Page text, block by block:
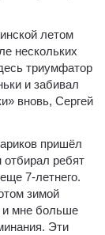
летом
нескольких
триумфатор
и забивал
вновь, Сергей
пришёл
ребят
7-летнего.
зимой
и мне больше
Эти